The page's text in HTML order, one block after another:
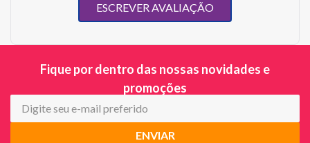
ESCREVER AVALIAÇÃO
Fique por dentro das nossas novidades e
promoções
ENVIAR